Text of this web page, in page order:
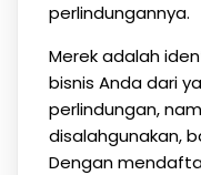
perlindungannya.
Merek adalah
bisnis Anda dari
perlindungan,
disalahgunakan,
Dengan